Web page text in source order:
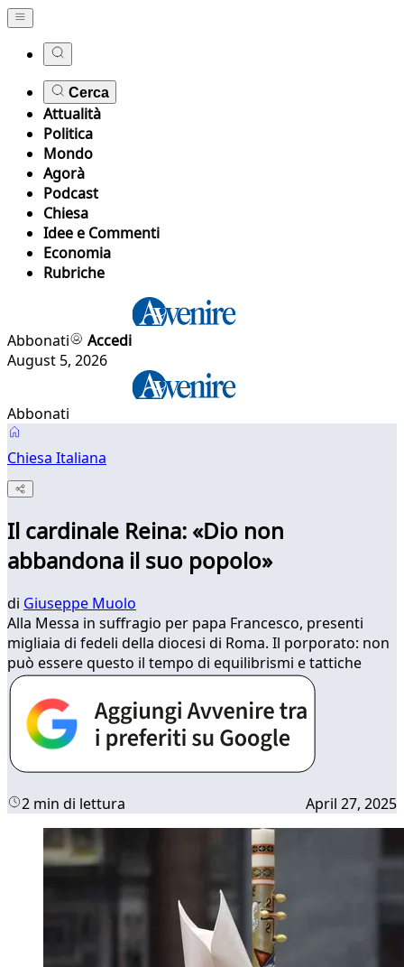
Cerca
Attualità
Politica
Mondo
Agorà
Podcast
Chiesa
Idee e Commenti
Economia
Rubriche
Abbonati
Accedi
August 5, 2026
Abbonati
Chiesa Italiana
Il cardinale Reina: «Dio non
abbandona il suo popolo»
di Giuseppe Muolo
Alla Messa in suffragio per papa Francesco, presenti
migliaia di fedeli della diocesi di Roma. Il porporato: non
può essere questo il tempo di equilibrismi e tattiche
2 min di lettura April 27, 2025